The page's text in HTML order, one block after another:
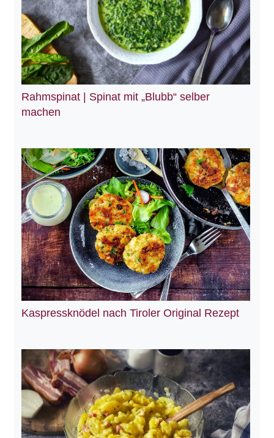
Rahmspinat | Spinat mit „Blubb“ selber
machen
Kaspressknödel nach Tiroler Original Rezept